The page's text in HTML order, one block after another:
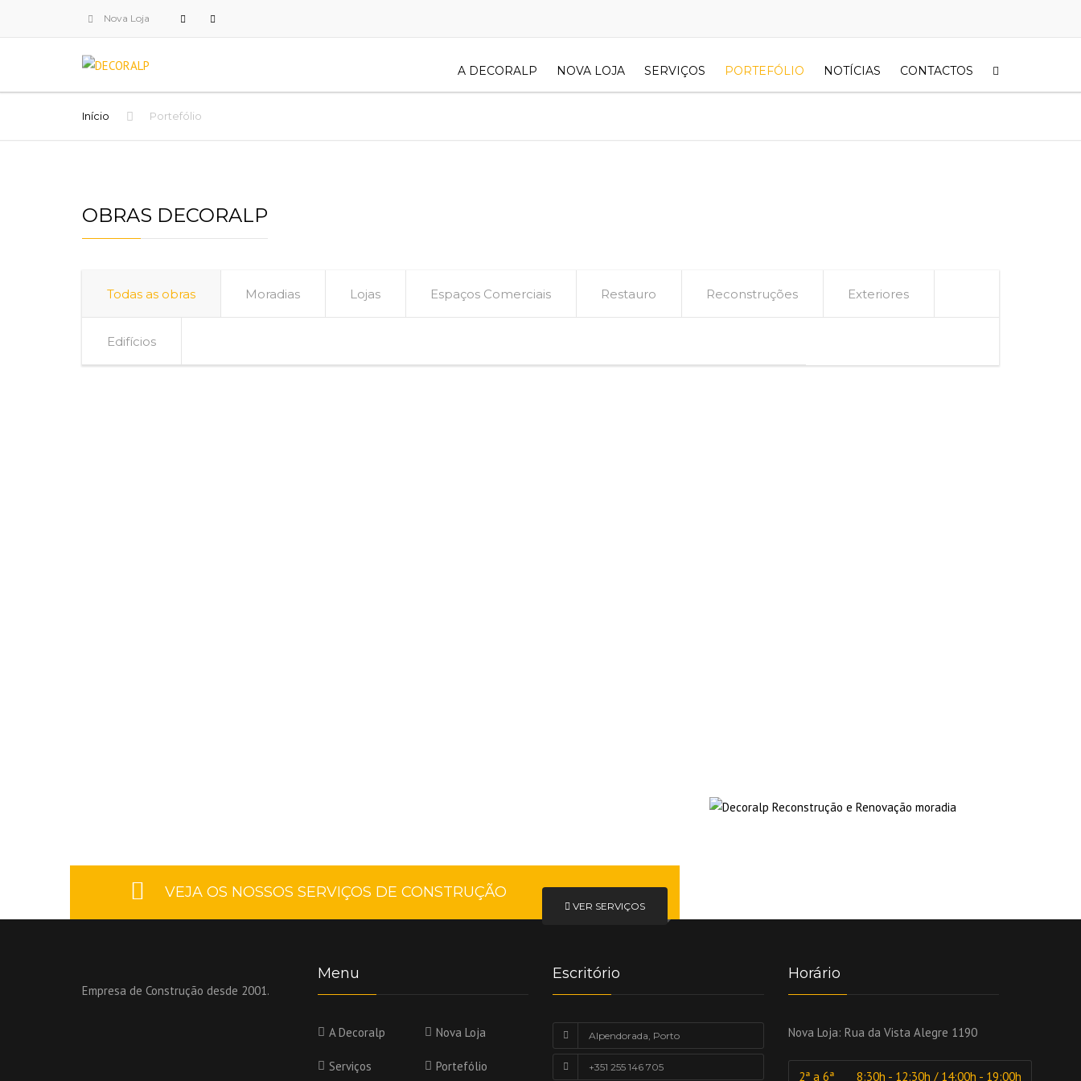
Nova Loja
A DECORALP NOVA LOJA SERVIÇOS PORTEFÓLIO NOTÍCIAS CONTACTOS
Início Portefólio
OBRAS DECORALP
Todas as obras Moradias Lojas Espaços Comerciais Restauro Reconstruções Exteriores
Edifícios
VEJA OS NOSSOS SERVIÇOS DE CONSTRUÇÃO
VER SERVIÇOS
Empresa de Construção desde 2001.
Menu
A Decoralp Nova Loja
Serviços Portefólio
Escritório
Alpendorada, Porto
+351 255 146 705
Horário
Nova Loja: Rua da Vista Alegre 1190
2ª a 6ª 8:30h - 12:30h / 14:00h - 19:00h